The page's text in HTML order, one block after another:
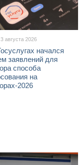
3 августа 2026
начался
заявлений для
способа
на
2026